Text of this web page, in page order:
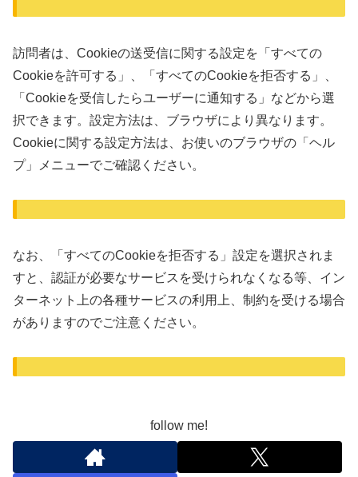
訪問者は、Cookieの送受信に関する設定を「すべての
Cookieを許可する」、「すべてのCookieを拒否する」、
「Cookieを受信したらユーザーに通知する」などから選
択できます。設定方法は、ブラウザにより異なります。
Cookieに関する設定方法は、お使いのブラウザの「ヘル
プ」メニューでご確認ください。
なお、「すべてのCookieを拒否する」設定を選択されま
すと、認証が必要なサービスを受けられなくなる等、イン
ターネット上の各種サービスの利用上、制約を受ける場合
がありますのでご注意ください。
follow me!